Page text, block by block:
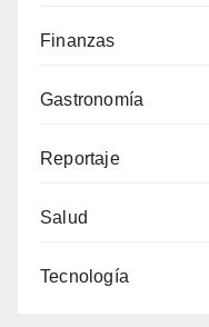
Finanzas
Gastronomía
Reportaje
Salud
Tecnología